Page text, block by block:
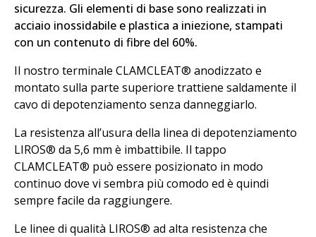
sicurezza. Gli elementi di base sono realizzati in
acciaio inossidabile e plastica a iniezione, stampati
con un contenuto di fibre del 60%.
Il nostro terminale CLAMCLEAT® anodizzato e
montato sulla parte superiore trattiene saldamente il
cavo di depotenziamento senza danneggiarlo.
La resistenza all’usura della linea di depotenziamento
LIROS® da 5,6 mm è imbattibile. Il tappo
CLAMCLEAT® può essere posizionato in modo
continuo dove vi sembra più comodo ed è quindi
sempre facile da raggiungere.
Le linee di qualità LIROS® ad alta resistenza che